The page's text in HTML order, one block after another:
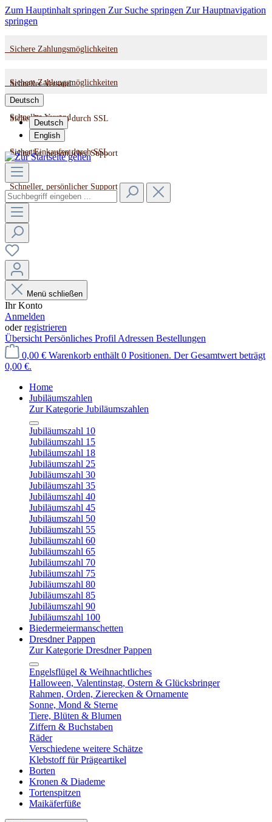
Zum Hauptinhalt springen Zur Suche springen Zur Hauptnavigation
springen
Sichere Zahlungsmöglichkeiten
Schneller Versand
Sicher Einkaufen durch SSL
Schneller, persönlicher Support
Sichere Zahlungsmöglichkeiten
Schneller Versand
Sicher Einkaufen durch SSL
Schneller, persönlicher Support
Deutsch
Deutsch
English
Menü schließen
Ihr Konto
Anmelden
oderregistrieren
Übersicht Persönliches Profil Adressen Bestellungen
0,00 € Warenkorb enthält 0 Positionen. Der Gesamtwert beträgt
0,00 €.
Home
Jubiläumszahlen
Zur Kategorie Jubiläumszahlen
Jubiläumszahl 10
Jubiläumszahl 15
Jubiläumszahl 18
Jubiläumszahl 25
Jubiläumszahl 30
Jubiläumszahl 35
Jubiläumszahl 40
Jubiläumszahl 45
Jubiläumszahl 50
Jubiläumszahl 55
Jubiläumszahl 60
Jubiläumszahl 65
Jubiläumszahl 70
Jubiläumszahl 75
Jubiläumszahl 80
Jubiläumszahl 85
Jubiläumszahl 90
Jubiläumszahl 100
Biedermeiermanschetten
Dresdner Pappen
Zur Kategorie Dresdner Pappen
Engelsflügel & Weihnachtliches
Halloween, Valentinstag, Ostern & Glücksbringer
Rahmen, Orden, Zierecken & Ornamente
Sonne, Mond & Sterne
Tiere, Blüten & Blumen
Ziffern & Buchstaben
Räder
Verschiedene weitere Schätze
Klebstoff für Prägeartikel
Borten
Kronen & Diademe
Tortenspitzen
Maikäferfüße